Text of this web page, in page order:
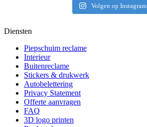
Volgen op Instagram
Diensten
Piepschuim reclame
Interieur
Buitenreclame
Stickers & drukwerk
Autobelettering
Privacy Statement
Offerte aanvragen
FAQ
3D logo printen